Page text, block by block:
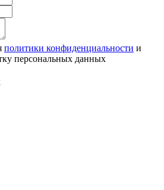
политики конфиденциальности и
персональных данных